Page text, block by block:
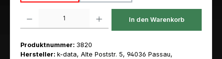
In den Warenkorb
Produktnummer: 3820
Hersteller: k-data, Alte Poststr. 5, 94036 Passau,